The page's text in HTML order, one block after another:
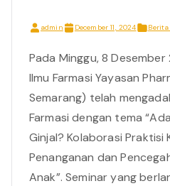
admin December 11, 2024
Pada Minggu, 8
Ilmu Farmasi Yayasan
Semarang) telah
Farmasi dengan tema
Ginjal? Kolaborasi Praktisi
Penanganan dan
Anak”. Seminar yang